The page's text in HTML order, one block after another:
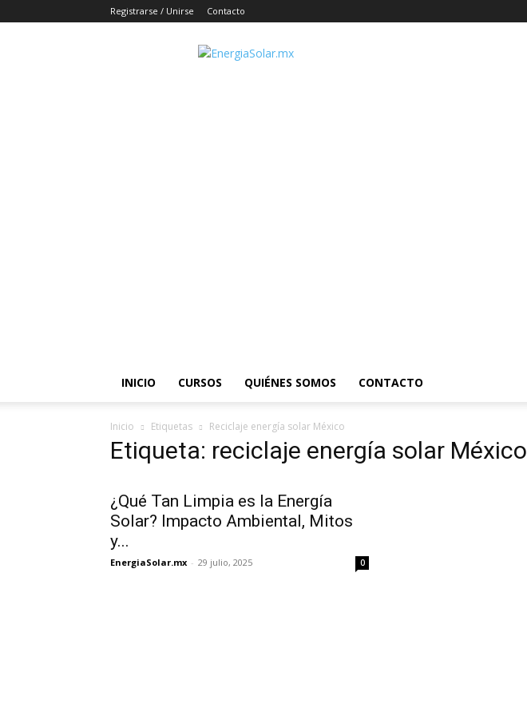
Registrarse / Unirse Contacto
EnergiaSolar.mx
INICIO CURSOS QUIÉNES SOMOS CONTACTO
Inicio Etiquetas Reciclaje energía solar México
Etiqueta: reciclaje energía solar México
¿Qué Tan Limpia es la Energía
Solar? Impacto Ambiental, Mitos
y...
EnergiaSolar.mx - 29 julio, 2025 0